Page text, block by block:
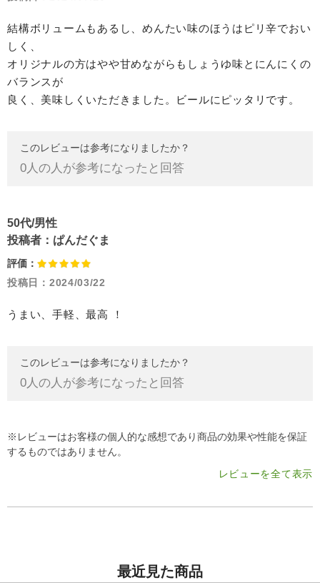
結構ボリュームもあるし、めんたい味のほうはピリ辛でおい
しく、
オリジナルの方はやや甘めながらもしょうゆ味とにんにくの
バランスが
良く、美味しくいただきました。ビールにピッタリです。
このレビューは参考になりましたか？
0人の人が参考になったと回答
50代/男性
投稿者： ぱんだぐま
評価：
投稿日： 2024/03/22
うまい、手軽、最高 ！
このレビューは参考になりましたか？
0人の人が参考になったと回答
※レビューはお客様の個人的な感想であり商品の効果や性能を保証
するものではありません。
レビューを全て表示
最近見た商品